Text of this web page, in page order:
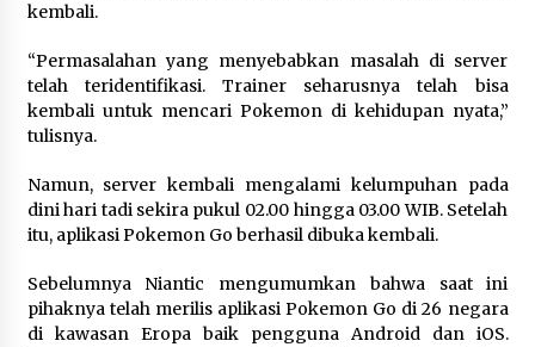
Tigaraksa, Semarakkan HUT RI
dengan Nuansa Kebersamaan
7 Agustus 2026
Pemanfaatan Limbah Galon Bekas,
Lapas Banjar Tanam 200 Pohon
Pangan
7 Agustus 2026
kembali.
“Permasalahan yang menyebabkan masalah di server
telah teridentifikasi. Trainer seharusnya telah bisa
kembali untuk mencari Pokemon di kehidupan nyata,”
tulisnya.
Namun, server kembali mengalami kelumpuhan pada
dini hari tadi sekira pukul 02.00 hingga 03.00 WIB. Setelah
itu, aplikasi Pokemon Go berhasil dibuka kembali.
Sebelumnya Niantic mengumumkan bahwa saat ini
pihaknya telah merilis aplikasi Pokemon Go di 26 negara
di kawasan Eropa baik pengguna Android dan iOS.